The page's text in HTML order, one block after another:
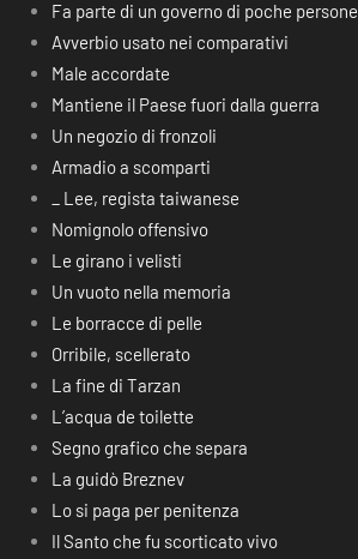
Fa parte di un governo di poche persone
Avverbio usato nei comparativi
Male accordate
Mantiene il Paese fuori dalla guerra
Un negozio di fronzoli
Armadio a scomparti
_ Lee, regista taiwanese
Nomignolo offensivo
Le girano i velisti
Un vuoto nella memoria
Le borracce di pelle
Orribile, scellerato
La fine di Tarzan
L’acqua de toilette
Segno grafico che separa
La guidò Breznev
Lo si paga per penitenza
Il Santo che fu scorticato vivo